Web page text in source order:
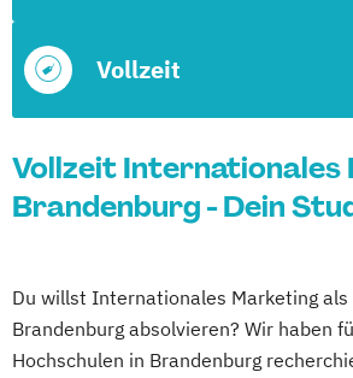
Vollzeit
Vollzeit Internationales
Brandenburg - Dein
Du willst Internationales Marketing als
Brandenburg absolvieren? Wir haben
Hochschulen in Brandenburg